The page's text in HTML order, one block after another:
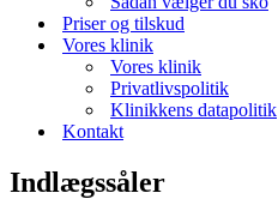
Priser og tilskud
Vores klinik
Vores klinik
Privatlivspolitik
Klinikkens datapolitik
Kontakt
Indlægssåler